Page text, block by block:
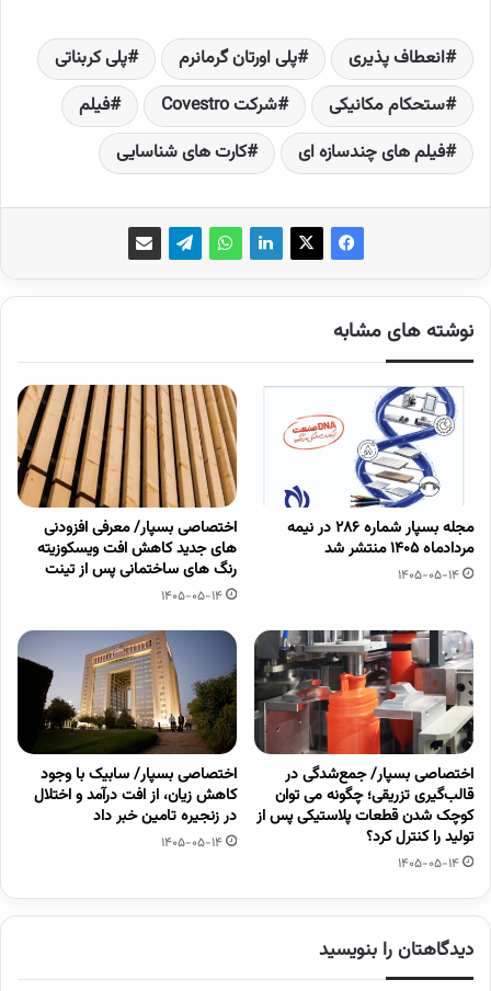
انعطاف پذیری پلی اورتان گرمانرم
پلی­ کربناتی
ستحکام مکانیکی
شرکت Covestro
فیلم
فیلم های چندسازه ای
کارت های شناسایی
نوشته های مشابه
مجله بسپار شماره 286 در نیمه
مردادماه 1405 منتشر شد
1405-05-14
اختصاصی بسپار/ معرفی افزودنی
های جدید کاهش افت ویسکوزیته
رنگ های ساختمانی پس از تینت
1405-05-14
اختصاصی بسپار/ جمع‌شدگی در
قالب‌گیری تزریقی؛ چگونه می توان
کوچک شدن قطعات پلاستیکی پس از
تولید را کنترل کرد؟
1405-05-14
اختصاصی بسپار/ سابیک با وجود
کاهش زیان، از افت درآمد و اختلال
در زنجیره تامین خبر داد
1405-05-14
دیدگاهتان را بنویسید